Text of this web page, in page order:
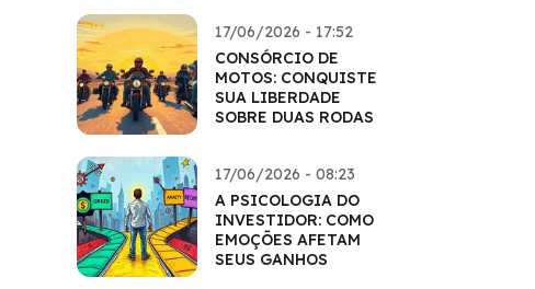
17/06/2026 - 17:52
CONSÓRCIO DE
MOTOS: CONQUISTE
SUA LIBERDADE
SOBRE DUAS RODAS
17/06/2026 - 08:23
A PSICOLOGIA DO
INVESTIDOR: COMO
EMOÇÕES AFETAM
SEUS GANHOS